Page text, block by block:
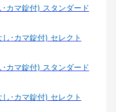
カマ錠付) スタンダード
･カマ錠付) セレクト
カマ錠付) スタンダード
･カマ錠付) セレクト